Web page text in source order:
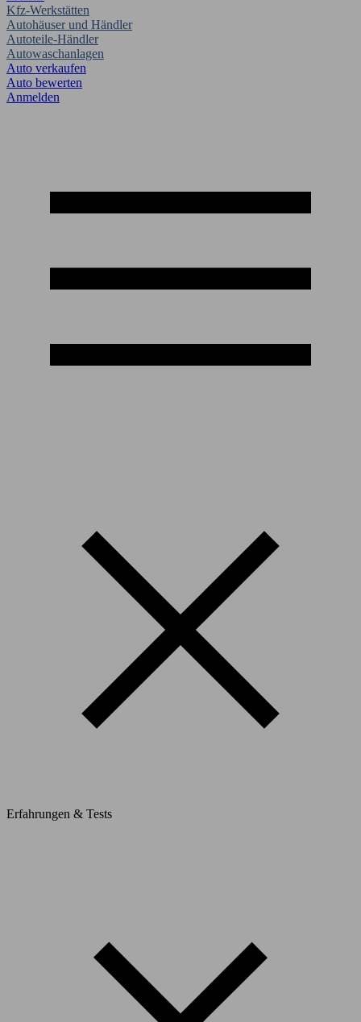
Kfz-Werkstätten
Autohäuser und Händler
Autoteile-Händler
Autowaschanlagen
Auto verkaufen
Auto bewerten
Anmelden
Erfahrungen & Tests